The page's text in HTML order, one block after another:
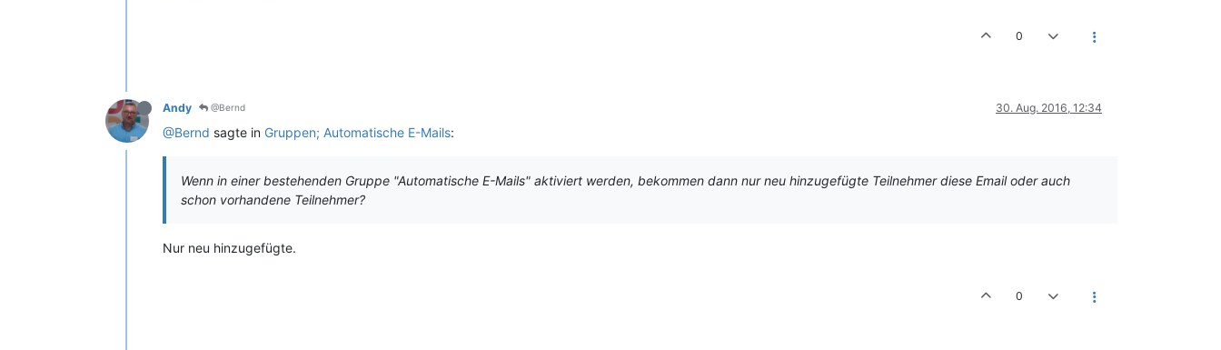
0
Andy @Bernd 30. Aug. 2016, 12:34
@Bernd sagte in Gruppen; Automatische E-Mails:
Wenn in einer bestehenden Gruppe "Automatische E-Mails" aktiviert werden, bekommen dann nur neu hinzugefügte Teilnehmer diese Email oder auch
schon vorhandene Teilnehmer?
Nur neu hinzugefügte.
0